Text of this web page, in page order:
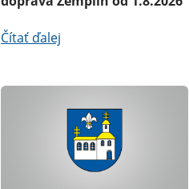
Čítať ďalej